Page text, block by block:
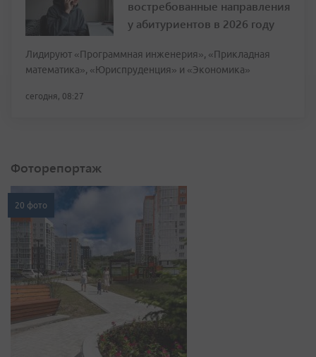
востребованные направления
у абитуриентов в 2026 году
Лидируют «Программная инженерия», «Прикладная
математика», «Юриспруденция» и «Экономика»
сегодня, 08:27
Фоторепортаж
20 фото